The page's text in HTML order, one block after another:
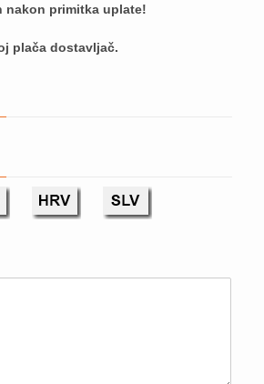
nakon primitka uplate!
plača dostavljač.